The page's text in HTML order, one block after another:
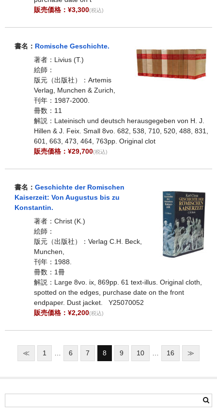
販売価格：¥3,300(税込)
書名： Romische Geschichte.
著者：Livius (T.)
絵師：
版元（出版社）：Artemis
Verlag, Munchen & Zurich,
刊年：1987-2000.
冊数：11
解説：Lateinisch und deutsch herausgegeben von H. J.
Hillen & J. Feix. Small 8vo. 682, 538, 710, 520, 488, 831,
601, 663, 473, 464, 763pp. Original clot
販売価格：¥29,700(税込)
書名： Geschichte der Romischen
Kaiserzeit: Von Augustus bis zu
Konstantin.
著者：Christ (K.)
絵師：
版元（出版社）：Verlag C.H. Beck,
Munchen,
刊年：1988.
冊数：1冊
解説：Large 8vo. ix, 869pp. 61 text-illus. Original cloth,
spotted on the edges, purchase date on the front
endpaper. Dust jacket. Y25070052
販売価格：¥2,200(税込)
≪ 1 6 7 8 9 10 16 ≫